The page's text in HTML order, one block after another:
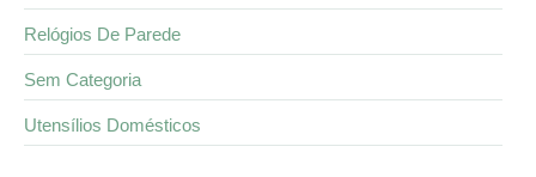
Relógios De Parede
Sem Categoria
Utensílios Domésticos